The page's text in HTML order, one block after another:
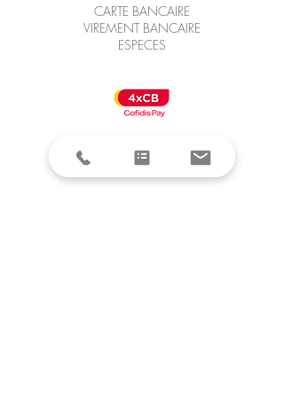
CARTE BANCAIRE
VIREMENT BANCAIRE
ESPECES